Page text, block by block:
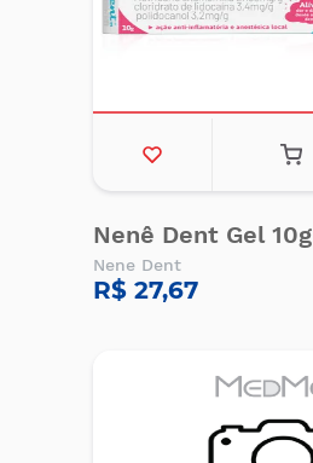
Nenê Dent Gel 10g
Nene Dent
R$ 27,67